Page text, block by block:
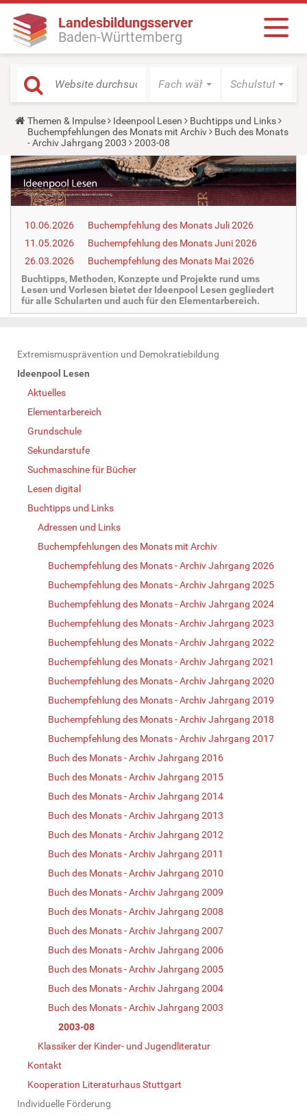
Landesbildungsserver
Baden-Württemberg
Fach wählen Schulstufe
Y
o
u
a
r
e
h
e
r
:
Themen & Impulse Ideenpool Lesen
Buchtipps und Links
Buchempfehlungen des Monats mit Archiv
Buch des Monats
- Archiv Jahrgang 2003
2003-08
10.06.2026
Buchempfehlung des Monats Juli 2026
11.05.2026
Buchempfehlung des Monats Juni 2026
26.03.2026
Buchempfehlung des Monats Mai 2026
Buchtipps, Methoden, Konzepte und Projekte rund ums
Lesen und Vorlesen bietet der Ideenpool Lesen gegliedert
für alle Schularten und auch für den Elementarbereich.
N
a
Extremismusprävention und Demokratiebildung
Ideenpool Lesen
Aktuelles
Elementarbereich
Grundschule
Sekundarstufe
Suchmaschine für Bücher
Lesen digital
Buchtipps und Links
Adressen und Links
Buchempfehlungen des Monats mit Archiv
Buchempfehlung des Monats - Archiv Jahrgang 2026
Buchempfehlung des Monats - Archiv Jahrgang 2025
Buchempfehlung des Monats - Archiv Jahrgang 2024
Buchempfehlung des Monats - Archiv Jahrgang 2023
Buchempfehlung des Monats - Archiv Jahrgang 2022
Buchempfehlung des Monats - Archiv Jahrgang 2021
Buchempfehlung des Monats - Archiv Jahrgang 2020
Buchempfehlung des Monats - Archiv Jahrgang 2019
Buchempfehlung des Monats - Archiv Jahrgang 2018
Buchempfehlung des Monats - Archiv Jahrgang 2017
Buch des Monats - Archiv Jahrgang 2016
Buch des Monats - Archiv Jahrgang 2015
Buch des Monats - Archiv Jahrgang 2014
Buch des Monats - Archiv Jahrgang 2013
Buch des Monats - Archiv Jahrgang 2012
Buch des Monats - Archiv Jahrgang 2011
Buch des Monats - Archiv Jahrgang 2010
Buch des Monats - Archiv Jahrgang 2009
Buch des Monats - Archiv Jahrgang 2008
Buch des Monats - Archiv Jahrgang 2007
Buch des Monats - Archiv Jahrgang 2006
Buch des Monats - Archiv Jahrgang 2005
Buch des Monats - Archiv Jahrgang 2004
Buch des Monats - Archiv Jahrgang 2003
2003-08
Klassiker der Kinder- und Jugendliteratur
Kontakt
Kooperation Literaturhaus Stuttgart
Individuelle Förderung